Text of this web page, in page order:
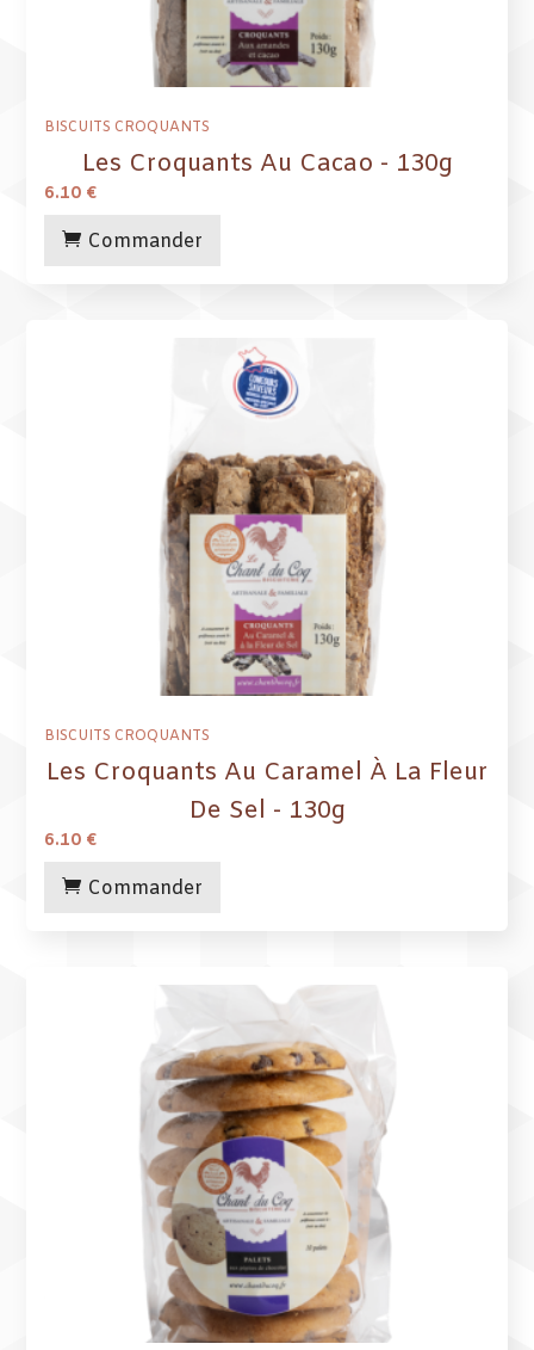
BISCUITS CROQUANTS
Les Croquants Au Cacao - 130g
6.10 €
Commander
BISCUITS CROQUANTS
Les Croquants Au Caramel À La Fleur
De Sel - 130g
6.10 €
Commander